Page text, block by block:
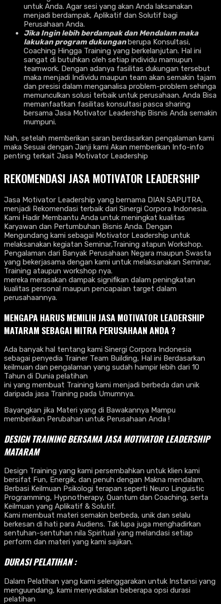
untuk Anda. Agar sesi yang akan Anda laksanakan
menjadi berdampak, Aplikatif dan Solutif bagi
Perusahaan Anda.
Jika Ingin lebih berdampak dan Mendalam maka
lakukan program dukunganberupa Konsultasi,
Coaching Hingga Training yang berkelanjutan. Hal ini
sangat di butuhkan oleh setiap individu mamupun
teamwork. Dengan adanya fasilitas dukungan tersebut
maka menjadi Individu maupun team akan semakin tajam
dan presisi dalam menganalisa problem-problem sehinga
memunculkan solusi terbaik untuk perusahaan. Anda Bisa
memanfaatkan fasilitas konsultasi pasca sharing
bersama Jasa Motivator Leadership Bisnis Anda semakin
mumpuni.
Nah, setelah memberikan saran berdasarkan pengalaman kami
maka Sesuai dengan Janji kami Akan memberikan Info-info
penting terkait Jasa Motivator Leadership
REKOMENDASI JASA MOTIVATOR LEADERSHIP
Jasa Motivator Leadership yang bernama DIAN SAPUTRA,
menjadi Rekomendasi terbaik dari Sinergi Corpora Indonesia.
Kami Hadir Membantu Anda untuk meningkat kualitas
Karyawan dan Pertumbuhan Bisnis Anda. Dengan
Mengundang kami sebagai Motivator Leadership untuk
melaksanakan kegiatan Seminar,Training atapun Workshop.
Pengalaman dari Banyak Perusahaan Negara maupun Swasta
yang bekerjasama dengan kami untuk melaksanakan Seminar,
Training ataupun workshop nya.
mereka merasakan dampak signifikan dalam peningkatan
kualitas personal maupun pencapaian target dalam
perusahaannya.
MENGAPA HARUS MEMILIH JASA MOTIVATOR LEADERSHIP
MATARAM SEBAGAI MITRA PERUSAHAAN ANDA ?
Ada banyak hal tentang kami Sinergi Corpora Indonesia
sebagai penyedia Trainer Team Building, Hal ini Berdasarkan
keilmuan dan pengalaman yang sudah hampir lebih dari 10
Tahun di Dunia pelatihan
ini yang membuat Training kami menjadi berbeda dan unik
daripada jasa Training pada Umumnya.
Bayangkan jika Materi yang di Bawakannya Mampu
memberikan Perubahan untuk Perusahaan Anda !
DESIGN TRAINING BERSAMAJASA MOTIVATOR LEADERSHIP
MATARAM
Design Training yang kami persembahkan untuk klien kami
bersifat Fun, Energik, dan penuh dengan Makna mendalam.
Berbasi Keilmuan Psikologi terapan seperti Neuro Linguistic
Programming, Hypnotherapy, Quantum dan Coaching, serta
Keilmuan yang Aplikatif & Solutif.
Kami membuat materi semakin berbeda, unik dan selalu
berkesan di hati para Audiens. Tak lupa juga menghadirkan
sentuhan-sentuhan nila Spiritual yang melandasi setiap
perform dan materi yang kami sajikan.
DURASI PELATIHAN :
Dalam Pelatihan yang kami selenggarakan untuk Instansi yang
menguundang, kami menyediakan beberapa opsi durasi
pelatihan